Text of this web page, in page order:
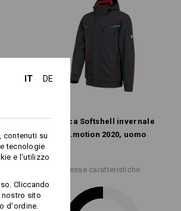
regolabili, staccabile mediante zip
parziale elasticizzata, polsino
(ca. 126 g/m²)
Stirare a freddo
tutti i prodotti e.s.trail
Giacca Softshell­ invernale
e.s.​motion 2020, uomo
Stesse caratteristiche:
IT DE
contenuti su
tecnologie
e l'utilizzo
Cliccando
nostro sito
d'ordine.